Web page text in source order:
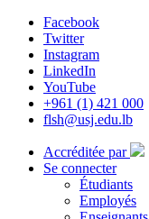
Facebook
Twitter
Instagram
LinkedIn
YouTube
+961 (1) 421 000
flsh@usj.edu.lb
Accréditée par
Se connecter
Étudiants
Employés